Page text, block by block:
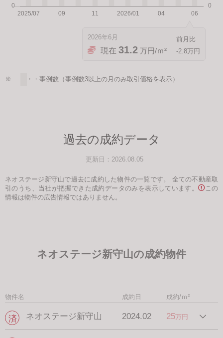
2026年6月
現在 31.2 万円/ｍ² -2.8万円
※ ・・・事例数（事例数3以上の月のみ取引価格を表示）
過去の成約データ
更新日：2026.08.05
ネオステージ新守山で過去に成約した物件の一覧です。 全ての不動産取
引のうち、当社が把握できた成約データのみを表示しています。
この
情報は物件の広告情報ではありません。
ネオステージ新守山の成約物件
物件名 成約日 成約/ｍ²
ネオステージ新守山 2024.02 25万円